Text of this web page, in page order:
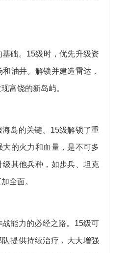
础。15级时，优先升级资
油井。解锁并建造雷达，
富饶的新岛屿。
岛的关键。15级解锁了重
的火力和血量，是不可多
其他兵种，如步兵、坦克
全面。
能力的必经之路。15级可
提供持续治疗，大大增强